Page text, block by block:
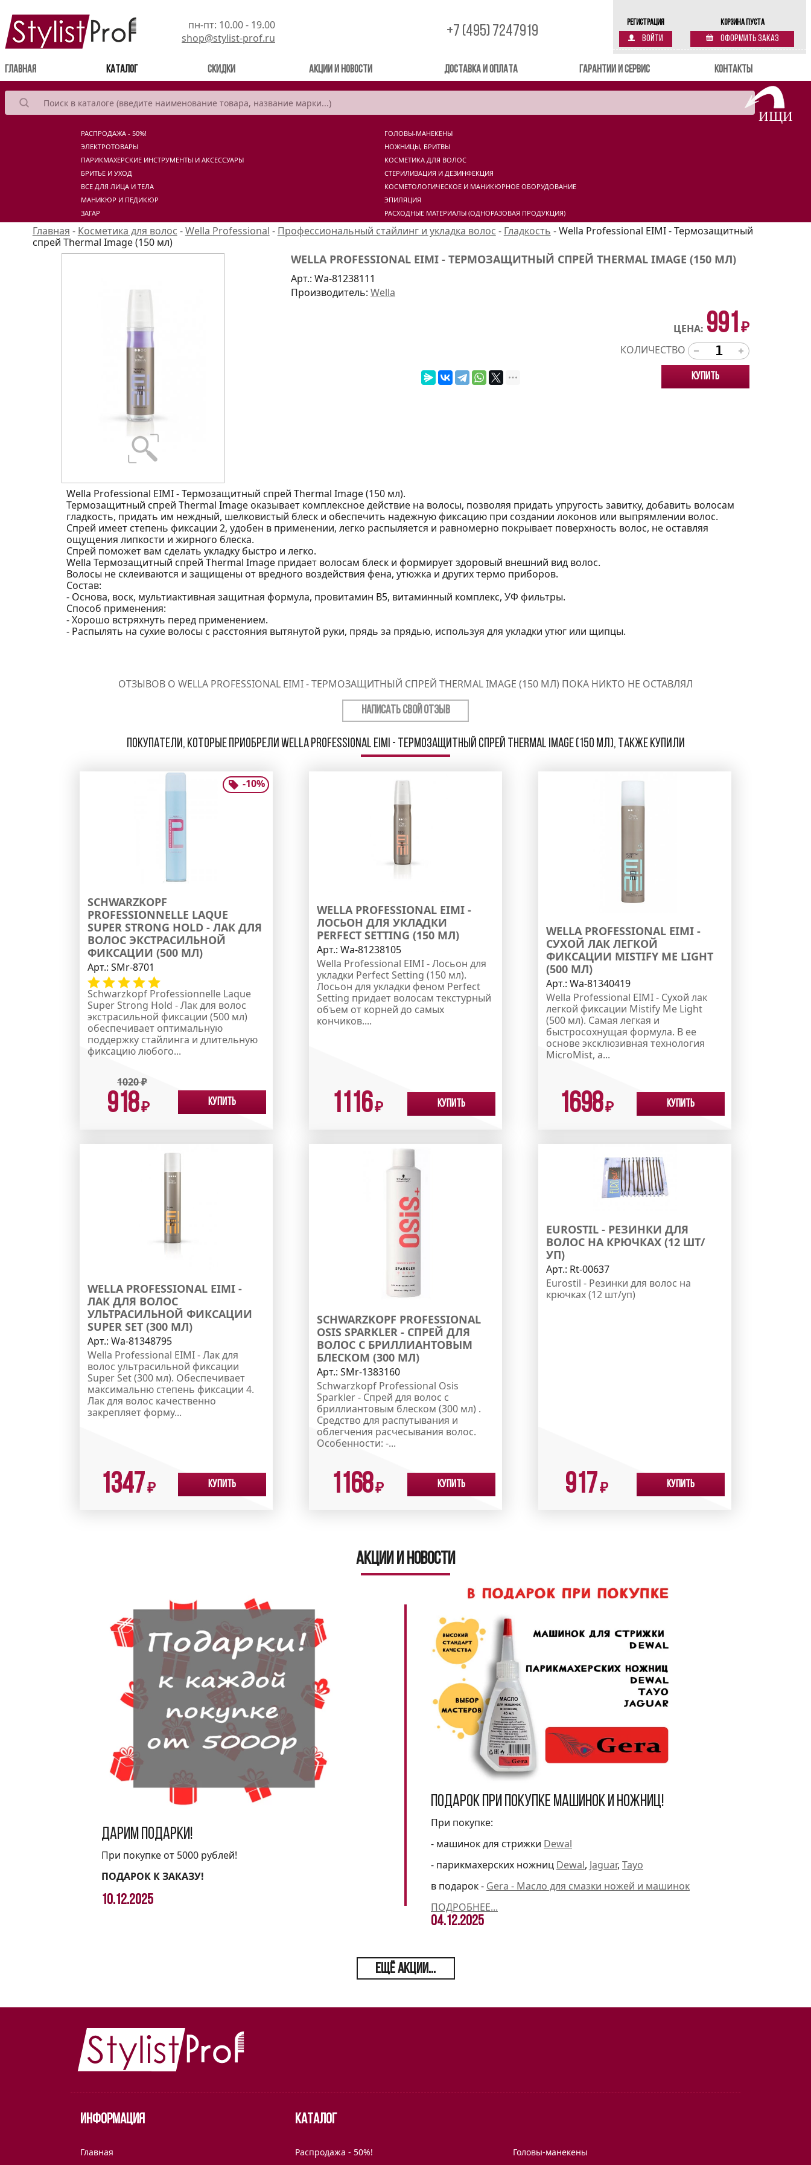
Регистрация
Войти
Корзина пуста
Оформить заказ
пн-пт: 10.00 - 19.00
shop@stylist-prof.ru
+7 (495) 7247919
Главная Каталог Скидки Акции и новости Доставка и оплата Гарантии и сервис Контакты
РАСПРОДАЖА - 50%!
ГОЛОВЫ-МАНЕКЕНЫ
ЭЛЕКТРОТОВАРЫ
НОЖНИЦЫ, БРИТВЫ
ПАРИКМАХЕРСКИЕ ИНСТРУМЕНТЫ И АКСЕССУАРЫ
КОСМЕТИКА ДЛЯ ВОЛОС
БРИТЬЕ И УХОД
СТЕРИЛИЗАЦИЯ И ДЕЗИНФЕКЦИЯ
ВСЕ ДЛЯ ЛИЦА И ТЕЛА
КОСМЕТОЛОГИЧЕСКОЕ И МАНИКЮРНОЕ ОБОРУДОВАНИЕ
МАНИКЮР И ПЕДИКЮР
ЭПИЛЯЦИЯ
ЗАГАР
РАСХОДНЫЕ МАТЕРИАЛЫ (ОДНОРАЗОВАЯ ПРОДУКЦИЯ)
Главная - Косметика для волос -Wella Professional - Профессиональный стайлинг и укладка волос - Гладкость -Wella Professional EIMI - Термозащитный
спрей Thermal Image (150 мл)
WELLA PROFESSIONAL EIMI - ТЕРМОЗАЩИТНЫЙ СПРЕЙ THERMAL IMAGE (150 МЛ)
Арт.: Wa-81238111
Производитель: Wella
ЦЕНА: 991 ₽
КОЛИЧЕСТВО
Купить
Wella Professional EIMI - Термозащитный спрей Thermal Image (150 мл).
Термозащитный спрей Thermal Image оказывает комплексное действие на волосы, позволяя придать упругость завитку, добавить волосам
гладкость, придать им неждный, шелковистый блеск и обеспечить надежную фиксацию при создании локонов или выпрямлении волос.
Спрей имеет степень фиксации 2, удобен в применении, легко распыляется и равномерно покрывает поверхность волос, не оставляя
ощущения липкости и жирного блеска.
Спрей поможет вам сделать укладку быстро и легко.
Wella Термозащитный спрей Thermal Image придает волосам блеск и формирует здоровый внешний вид волос.
Волосы не склеиваются и защищены от вредного воздействия фена, утюжка и других термо приборов.
Состав:
- Основа, воск, мультиактивная защитная формула, провитамин B5, витаминный комплекс, УФ фильтры.
Способ применения:
- Хорошо встряхнуть перед применением.
- Распылять на сухие волосы с расстояния вытянутой руки, прядь за прядью, используя для укладки утюг или щипцы.
ОТЗЫВОВ О WELLA PROFESSIONAL EIMI - ТЕРМОЗАЩИТНЫЙ СПРЕЙ THERMAL IMAGE (150 МЛ) ПОКА НИКТО НЕ ОСТАВЛЯЛ
НАПИСАТЬ СВОЙ ОТЗЫВ
Покупатели, которые приобрели Wella Professional EIMI - Термозащитный спрей Thermal Image (150 мл), также купили
-10%
SCHWARZKOPF
PROFESSIONNELLE LAQUE
SUPER STRONG HOLD - ЛАК ДЛЯ
ВОЛОС ЭКСТРАСИЛЬНОЙ
ФИКСАЦИИ (500 МЛ)
Арт.:SMr-8701
Schwarzkopf Professionnelle Laque
Super Strong Hold - Лак для волос
экстрасильной фиксации (500 мл)
обеспечивает оптимальную
поддержку стайлинга и длительную
фиксацию любого...
1020₽
918₽ Купить
WELLA PROFESSIONAL EIMI -
ЛОСЬОН ДЛЯ УКЛАДКИ
PERFECT SETTING (150 МЛ)
Арт.:Wa-81238105
Wella Professional EIMI - Лосьон для
укладки Perfect Setting (150 мл).
Лосьон для укладки феном Perfect
Setting придает волосам текстурный
объем от корней до самых
кончиков....
1116₽ Купить
WELLA PROFESSIONAL EIMI -
СУХОЙ ЛАК ЛЕГКОЙ
ФИКСАЦИИ MISTIFY ME LIGHT
(500 МЛ)
Арт.:Wa-81340419
Wella Professional EIMI - Сухой лак
легкой фиксации Mistify Me Light
(500 мл). Самая легкая и
быстросохнущая формула. В ее
основе эксклюзивная технология
MicroMist, а...
1698₽ Купить
WELLA PROFESSIONAL EIMI -
ЛАК ДЛЯ ВОЛОС
УЛЬТРАСИЛЬНОЙ ФИКСАЦИИ
SUPER SET (300 МЛ)
Арт.:Wa-81348795
Wella Professional EIMI - Лак для
волос ультрасильной фиксации
Super Set (300 мл). Обеспечивает
максимальню степень фиксации 4.
Лак для волос качественно
закрепляет форму...
1347₽ Купить
SCHWARZKOPF PROFESSIONAL
OSIS SPARKLER - СПРЕЙ ДЛЯ
ВОЛОС С БРИЛЛИАНТОВЫМ
БЛЕСКОМ (300 МЛ)
Арт.:SMr-1383160
Schwarzkopf Professional Osis
Sparkler - Спрей для волос с
бриллиантовым блеском (300 мл) .
Средство для распутывания и
облегчения расчесывания волос.
Особенности: -...
1168₽ Купить
EUROSTIL - РЕЗИНКИ ДЛЯ
ВОЛОС НА КРЮЧКАХ (12 ШТ/
УП)
Арт.: Rt-00637
Eurostil - Резинки для волос на
крючках (12 шт/уп)
917₽ Купить
Акции и новости
Дарим подарки!
При покупке от 5000 рублей!
ПОДАРОК К ЗАКАЗУ!
10.12.2025
Подарок при покупке машинок и ножниц!
При покупке:
- машинок для стрижки Dewal
- парикмахерских ножниц Dewal, Jaguar, Tayo
в подарок - Gera - Масло для смазки ножей и машинок
ПОДРОБНЕЕ...
04.12.2025
ЕЩЁ АКЦИИ...
Информация Каталог
Главная Распродажа - 50%! Головы-манекены